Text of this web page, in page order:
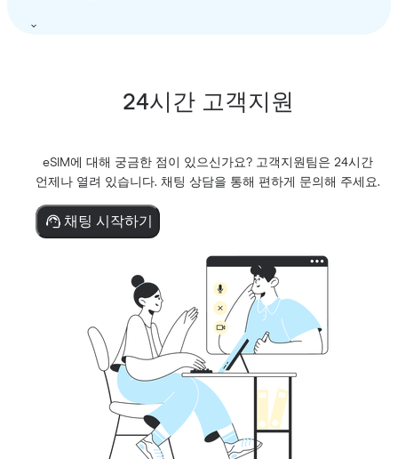
24시간 고객지원
eSIM에 대해 궁금한 점이 있으신가요? 고객지원팀은 24시간
언제나 열려 있습니다. 채팅 상담을 통해 편하게 문의해 주세요.
채팅 시작하기